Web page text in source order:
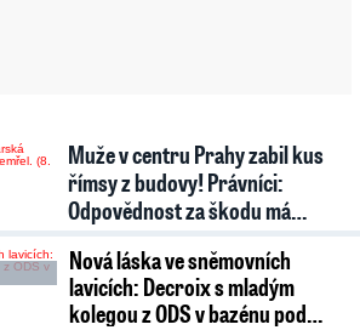
Muže v centru Prahy zabil kus
římsy z budovy! Právníci:
Odpovědnost za škodu má…
Nová láska ve sněmovních
lavicích: Decroix s mladým
kolegou z ODS v bazénu pod…